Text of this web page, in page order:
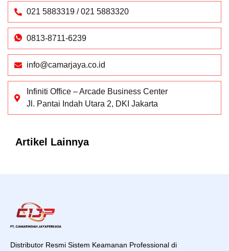
021 5883319 / 021 5883320
0813-8711-6239
info@camarjaya.co.id
Infiniti Office – Arcade Business Center
Jl. Pantai Indah Utara 2, DKI Jakarta
Artikel Lainnya
Distributor Resmi Sistem Keamanan Professional di